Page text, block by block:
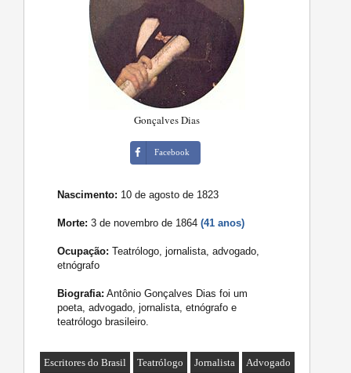
Gonçalves Dias
Facebook
Nascimento: 10 de agosto de 1823
Morte: 3 de novembro de 1864(41 anos)
Ocupação: Teatrólogo, jornalista, advogado,
etnógrafo
Biografia: Antônio Gonçalves Dias foi um
poeta, advogado, jornalista, etnógrafo e
teatrólogo brasileiro.
Escritores do Brasil Teatrólogo Jornalista Advogado